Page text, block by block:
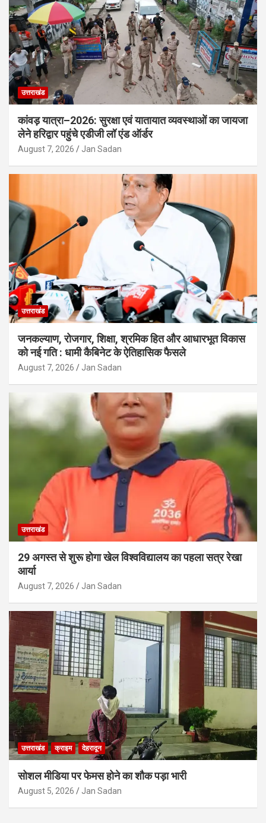
उत्तराखंड
कांवड़ यात्रा–2026: सुरक्षा एवं यातायात व्यवस्थाओं का जायजा
लेने हरिद्वार पहुंचे एडीजी लॉ एंड ऑर्डर
August 7, 2026 Jan Sadan
उत्तराखंड
जनकल्याण, रोजगार, शिक्षा, श्रमिक हित और आधारभूत विकास
को नई गति : धामी कैबिनेट के ऐतिहासिक फैसले
August 7, 2026 Jan Sadan
उत्तराखंड
29 अगस्त से शुरू होगा खेल विश्वविद्यालय का पहला सत्र रेखा
आर्या
August 7, 2026 Jan Sadan
उत्तराखंड क्राइम देहरादून
सोशल मीडिया पर फेमस होने का शौक पड़ा भारी
August 5, 2026 Jan Sadan